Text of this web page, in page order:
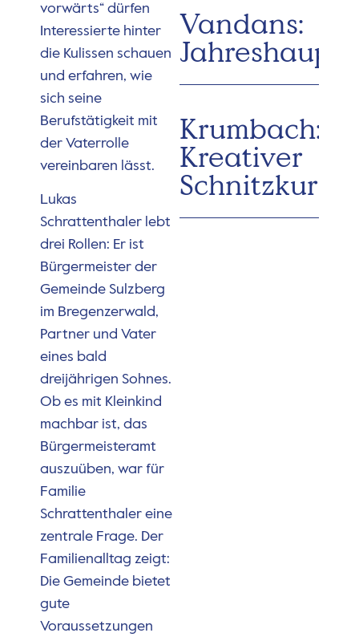
vorwärts“ dürfen
Interessierte hinter
die Kulissen schauen
und erfahren, wie
sich seine
Berufstätigkeit mit
der Vaterrolle
vereinbaren lässt.
Lukas
Schrattenthaler lebt
drei Rollen: Er ist
Bürgermeister der
Gemeinde Sulzberg
im Bregenzerwald,
Partner und Vater
eines bald
dreijährigen Sohnes.
Ob es mit Kleinkind
machbar ist, das
Bürgermeisteramt
auszuüben, war für
Familie
Schrattenthaler eine
zentrale Frage. Der
Familienalltag zeigt:
Die Gemeinde bietet
gute
Voraussetzungen
Vandans:
Krumbach:
Kreativer
Schnitzkurs